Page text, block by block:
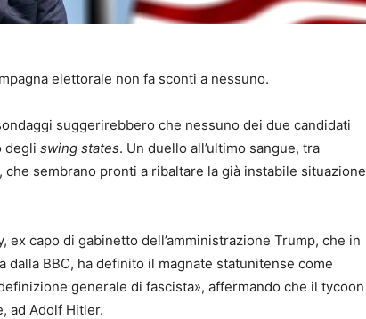
elettorale non fa sconti a nessuno.
suggerirebbero che nessuno dei due candidati
degli swing states. Un duello all’ultimo sangue, tra
sembrano pronti a ribaltare la già instabile situazione
ex capo di gabinetto dell’amministrazione Trump, che in
dalla BBC, ha definito il magnate statunitense come
generale di fascista», affermando che il tycoon
ad Adolf Hitler.